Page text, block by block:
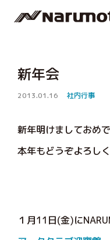
新年会
2013.01.16 社内行事
新年明けましておめ
本年もどうぞよろし
１月11日(金)に